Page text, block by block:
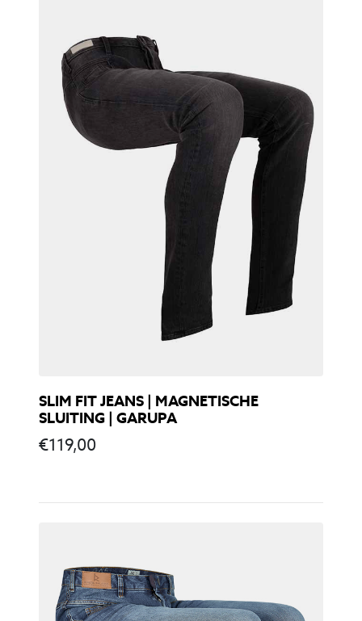
SLIM FIT JEANS | MAGNETISCHE
SLUITING | GARUPA
€119,00